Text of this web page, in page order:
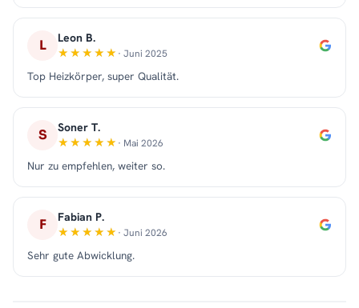
L Leon B.
· Juni 2025
Top Heizkörper, super Qualität.
S Soner T.
· Mai 2026
Nur zu empfehlen, weiter so.
F Fabian P.
· Juni 2026
Sehr gute Abwicklung.